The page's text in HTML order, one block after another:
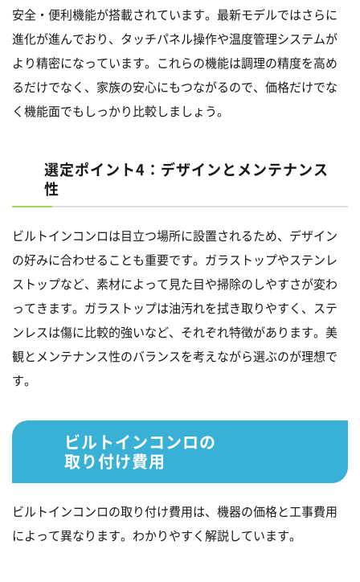
安全・便利機能が搭載されています。最新モデルではさらに
進化が進んでおり、タッチパネル操作や温度管理システムが
より精密になっています。これらの機能は調理の精度を高め
るだけでなく、家族の安心にもつながるので、価格だけでな
く機能面でもしっかり比較しましょう。
選定ポイント4：デザインとメンテナンス
性
ビルトインコンロは目立つ場所に設置されるため、デザイン
の好みに合わせることも重要です。ガラストップやステンレ
ストップなど、素材によって見た目や掃除のしやすさが変わ
ってきます。ガラストップは油汚れを拭き取りやすく、ステ
ンレスは傷に比較的強いなど、それぞれ特徴があります。美
観とメンテナンス性のバランスを考えながら選ぶのが理想で
す。
ビルトインコンロの
取り付け費用
ビルトインコンロの取り付け費用は、機器の価格と工事費用
によって異なります。わかりやすく解説しています。